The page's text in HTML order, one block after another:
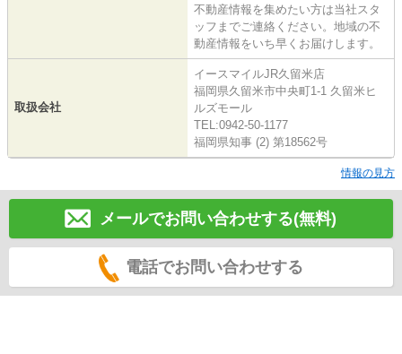
不動産情報を集めたい方は当社スタ
ッフまでご連絡ください。地域の不
動産情報をいち早くお届けします。
取扱会社
イースマイルJR久留米店
福岡県久留米市中央町1-1 久留米ヒ
ルズモール
TEL:0942-50-1177
福岡県知事 (2) 第18562号
情報の見方
メールでお問い合わせする(無料)
電話でお問い合わせする